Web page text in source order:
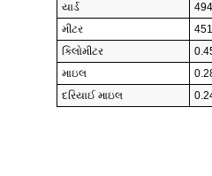
યાર્ડ
મીટર
કિલોમીટર
માઇલ
દરિયાઈ માઇલ